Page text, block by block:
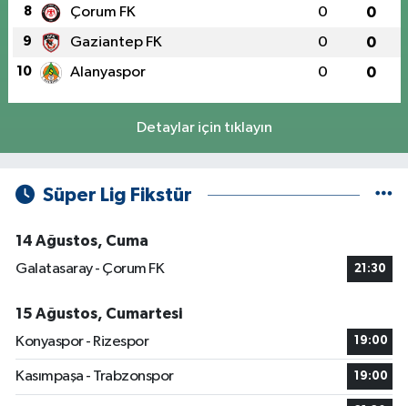
8 Çorum FK 0 0
9 Gaziantep FK 0 0
10 Alanyaspor 0 0
Detaylar için tıklayın
Süper Lig Fikstür
14 Ağustos, Cuma
Galatasaray - Çorum FK
21:30
15 Ağustos, Cumartesi
Konyaspor - Rizespor
19:00
Kasımpaşa - Trabzonspor 19:00